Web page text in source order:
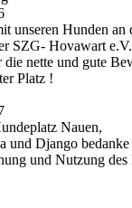
unseren Hunden an
SZG- Hovawart
nette und gute
Platz !
Nauen,
und Django
und Nutzung des